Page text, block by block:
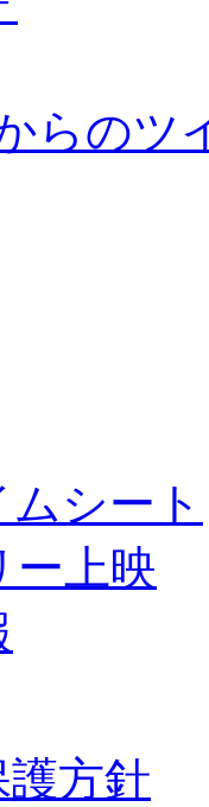
らのツ
ムシート
ー上映
護方針